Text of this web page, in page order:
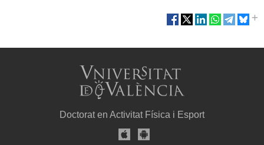
Doctorat en Activitat Física i Esport